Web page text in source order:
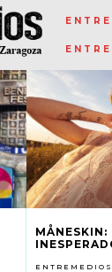
MÅNESKIN:
ENTREMEDIOS